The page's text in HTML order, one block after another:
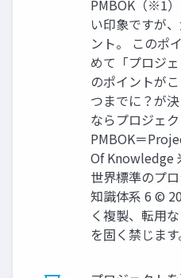
PMBOK（※1
い印象ですが
ント。 このポ
めて「プロジ
のポイントが
つまでに？が
ならプロジェ
PMBOK＝
Of Knowledge
世界標準のプ
知識体系 6 ©
く複製、転用
を固く禁じます